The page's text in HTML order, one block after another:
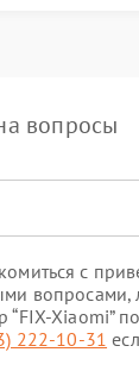
вопросы
с
вопросами,
“FIX-Xiaomi”
222-10-31